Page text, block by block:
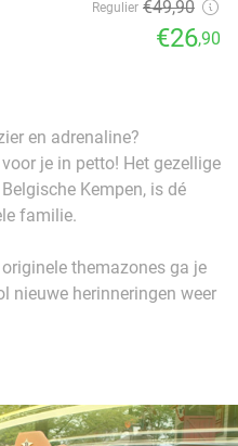
Regulier €49,90
€26,90
en adrenaline?
je in petto! Het gezellige
Kempen, is dé
familie.
themazones ga je
nieuwe herinneringen weer